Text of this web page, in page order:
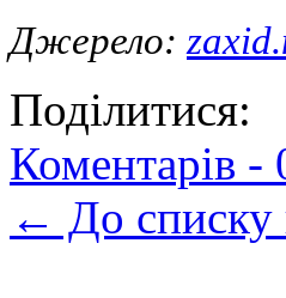
Джерело:
Поділитися:
Коментарів -
← До списку